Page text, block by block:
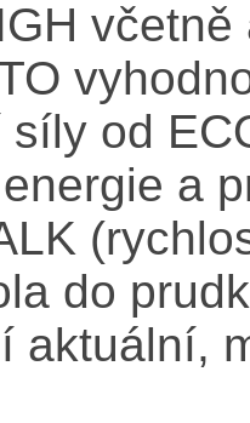
síly od
a
do
aktuální,